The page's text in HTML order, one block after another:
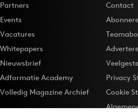
Partners
Events
Vacatures
Whitepapers
Nieuwsbrief
Adformatie Academy
Volledig Magazine Archief
Contact
Privacy
Cookie